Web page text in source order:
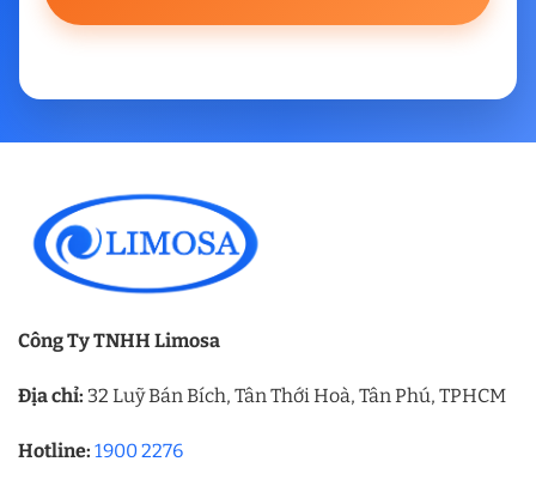
Công Ty TNHH Limosa
Địa chỉ: 32 Luỹ Bán Bích, Tân Thới Hoà, Tân Phú, TPHCM
Hotline: 1900 2276